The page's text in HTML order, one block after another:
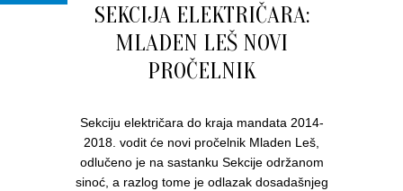
SEKCIJA ELEKTRIČARA:
MLADEN LEŠ NOVI
PROČELNIK
Sekciju električara do kraja mandata 2014-
2018. vodit će novi pročelnik Mladen Leš,
odlučeno je na sastanku Sekcije održanom
sinoć, a razlog tome je odlazak dosadašnjeg